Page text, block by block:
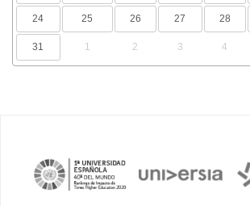
24 25 26 27 28
31 1 2 3 4